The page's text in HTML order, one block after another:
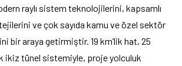
raylı sistem teknolojilerini, kapsamlı
ve çok sayıda kamu ve özel sektör
bir araya getirmiştir. 19 km’lik hat, 25
ikiz tünel sistemiyle, proje yolculuk